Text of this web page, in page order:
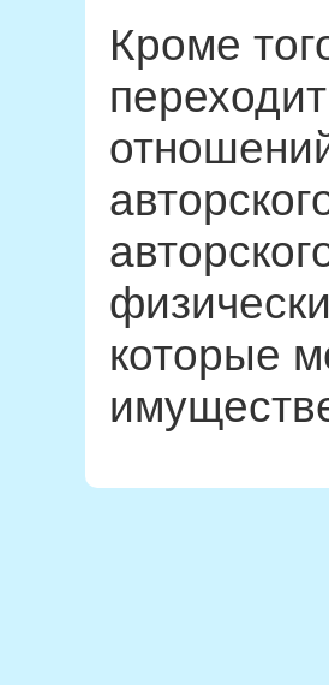
Кроме
которые